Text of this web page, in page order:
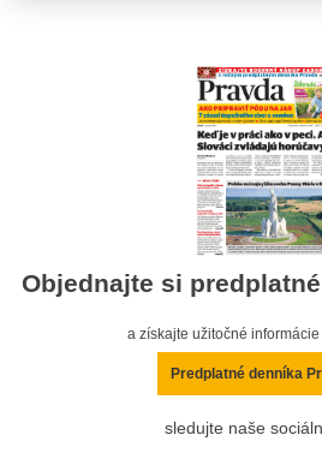
Objednajte si
a získajte užitočné
Predplatné denníka
sledujte naše